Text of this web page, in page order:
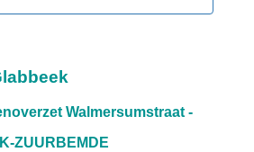
Walmersumstraat -
ZUURBEMDE